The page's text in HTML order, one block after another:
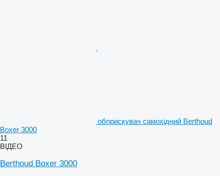
обприскувач самохідний Berthoud
Boxer 3000
11
ВІДЕО
Berthoud Boxer 3000